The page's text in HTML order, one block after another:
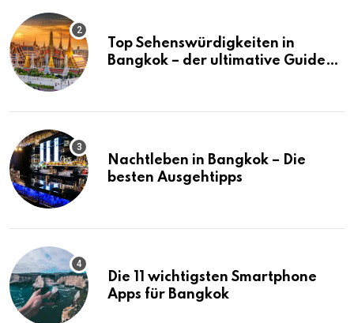
Top Sehenswürdigkeiten in
Bangkok – der ultimative Guide
Nachtleben in Bangkok – Die
besten Ausgehtipps
Die 11 wichtigsten Smartphone
Apps für Bangkok